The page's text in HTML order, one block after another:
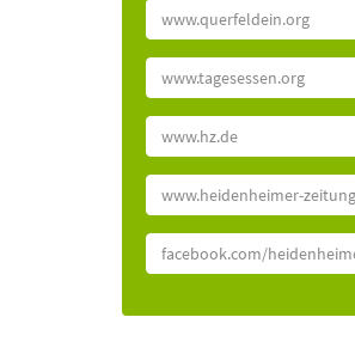
www.querfeldein.org
www.tagesessen.org
www.hz.de
www.heidenheimer-
facebook.com/